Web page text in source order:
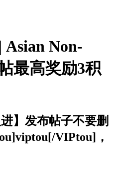
Asian Non-
最高奖励3积
进】发布帖子不要删
VIPtou]，